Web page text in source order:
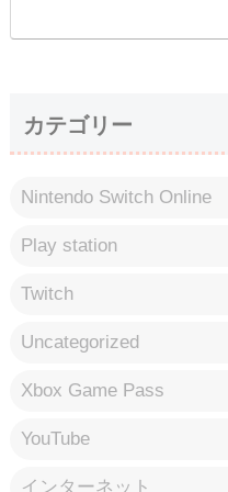
カテゴリー
Nintendo Switch Online
Play station
Twitch
Uncategorized
Xbox Game Pass
YouTube
インターネット